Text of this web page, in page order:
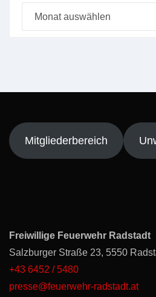
Mitgliederbereich
Freiwillige Feuerwehr Radstadt
Salzburger Straße 23, 5550
+43 6452 / 5480
presse@feuerwehr-radstadt.at